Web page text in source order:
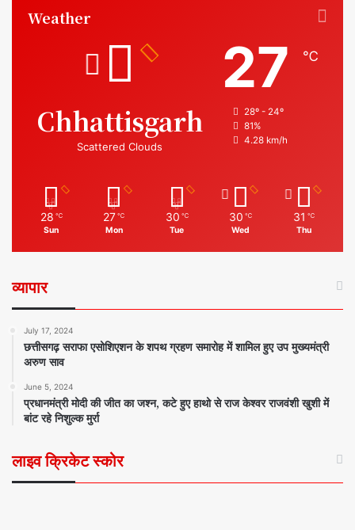
Weather
Chhattisgarh
Scattered Clouds
27 ℃
28º - 24º
81%
4.28 km/h
28 ℃
Sun
27 ℃
Mon
30 ℃
Tue
30 ℃
Wed
31 ℃
Thu
व्यापार
July 17, 2024
छत्तीसगढ़ सराफा एसोशिएशन के शपथ ग्रहण समारोह में शामिल हुए उप मुख्यमंत्री
अरुण साव
June 5, 2024
प्रधानमंत्री मोदी की जीत का जश्न, कटे हुए हाथो से राज केश्वर राजवंशी खुशी में
बांट रहे निशुल्क मुर्रा
लाइव क्रिकेट स्कोर